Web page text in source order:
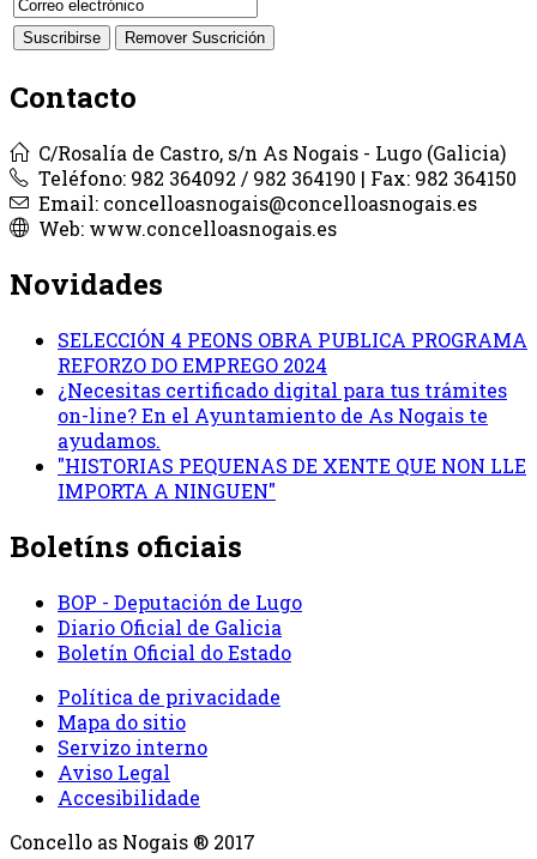
Contacto
C/Rosalía de Castro, s/n As Nogais - Lugo (Galicia)
Teléfono: 982 364092 / 982 364190 | Fax: 982 364150
Email: concelloasnogais@concelloasnogais.es
Web: www.concelloasnogais.es
Novidades
SELECCIÓN 4 PEONS OBRA PUBLICA PROGRAMA
REFORZO DO EMPREGO 2024
¿Necesitas certificado digital para tus trámites
on-line? En el Ayuntamiento de As Nogais te
ayudamos.
"HISTORIAS PEQUENAS DE XENTE QUE NON LLE
IMPORTA A NINGUEN"
Boletíns oficiais
BOP - Deputación de Lugo
Diario Oficial de Galicia
Boletín Oficial do Estado
Política de privacidade
Mapa do sitio
Servizo interno
Aviso Legal
Accesibilidade
Concello as Nogais ® 2017